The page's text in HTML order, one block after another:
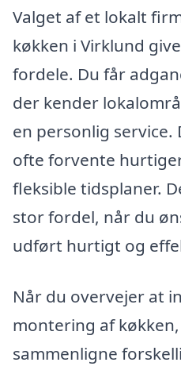
Valget af et lokalt
køkken i Virklund
fordele. Du får
der kender
en personlig service.
ofte forvente
fleksible tidsplaner.
stor fordel, når du
udført hurtigt og
Når du overvejer at
montering af
sammenligne